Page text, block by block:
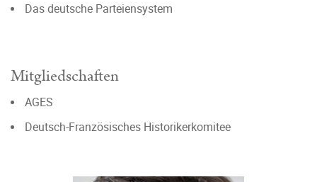
Das deutsche Parteiensystem
Mitgliedschaften
AGES
Deutsch-Französisches Historikerkomitee